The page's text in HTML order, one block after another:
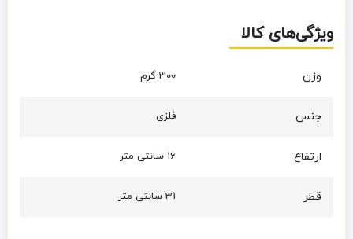
ویژگی‌های کالا
وزن 300 گرم
جنس فلزی
ارتفاع 16 سانتی متر
قطر 31 سانتی متر